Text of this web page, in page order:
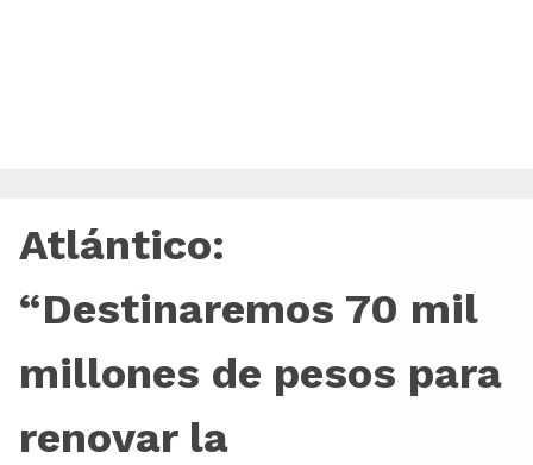
Atlántico:
“Destinaremos 70 mil
millones de pesos para
renovar la